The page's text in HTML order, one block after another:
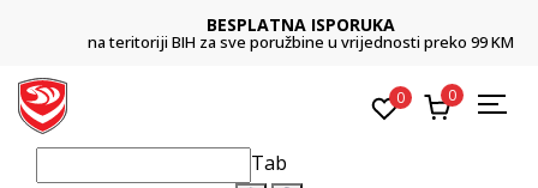
BESPLATNA ISPORUKA
na teritoriji BIH za sve poružbine u vrijednosti preko 99 KM
0 0
Tab